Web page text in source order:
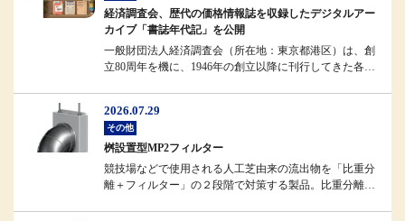
経済調査会、歴代の価格情報誌を収録したデジタルアー
カイブ「書誌年代記」を公開
一般財団法人経済調査会（所在地：東京都港区）は、創
立80周年を機に、1946年の創立以降に刊行してきた各種
2026.07.29
その他
桝設置型MP2フィルター
競技場などで使用される人工芝由来の流出物を「比重分
離＋フィルター」の２段階で対策する製品。比重分離に